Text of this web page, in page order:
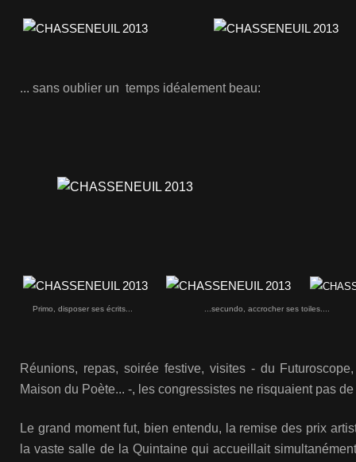
... sans oublier un temps idéalement beau:
Primo, disposer ses écrits... ...secundo, accrocher ses
Réunions, repas, soirée festive, visites - du
Maison du Poète... -, les congressistes ne risquaient pas
Le grand moment fut, bien entendu, la remise des prix
la vaste salle de la Quintaine qui accueillait